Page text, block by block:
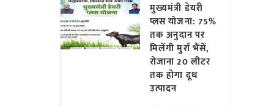
मुख्यमंत्री डेयरी
प्लस योजना: 75%
तक अनुदान पर
मिलेंगी मुर्रा भैंसें,
रोजाना 20 लीटर
तक होगा दूध
उत्पादन